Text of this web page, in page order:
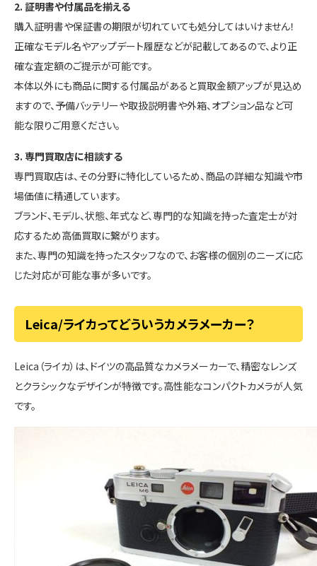
2. 証明書や付属品を揃える
購入証明書や保証書の期限が切れていても処分してはいけません！
正確なモデル名やアップデート履歴などが記載してあるので、より正
確な査定額のご提示が可能です。
本体以外にも商品に関する付属品があると買取金額アップが見込め
ますので、予備バッテリーや取扱説明書や外箱、オプション品など可
能な限りご用意ください。
3. 専門買取店に相談する
専門買取店は、その分野に特化しているため、商品の詳細な知識や市
場価値に精通しています。
ブランド、モデル、状態、年式など、専門的な知識を持った査定士が対
応するため高価買取に繋がります。
また、専門の知識を持ったスタッフなので、お客様の個別のニーズに応
じた対応が可能な事が多いです。
Leica/ライカってどういうカメラメーカー？
Leica（ライカ）は、ドイツの高品質なカメラメーカーで、精密なレンズ
とクラシックなデザインが特徴です。高性能なコンパクトカメラが人気
です。